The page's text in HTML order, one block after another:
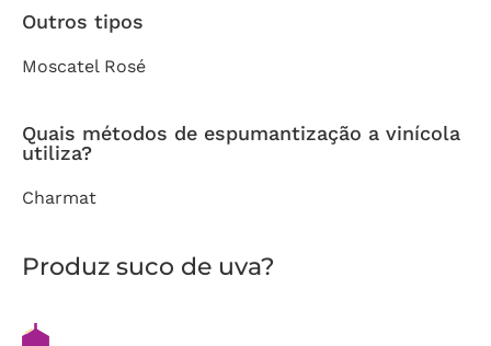
Outros tipos
Moscatel Rosé
Quais métodos de espumantização a vinícola
utiliza?
Charmat
Produz suco de uva?